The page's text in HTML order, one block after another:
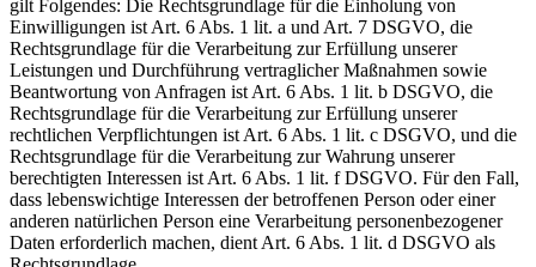
gilt Folgendes: Die Rechtsgrundlage für die Einholung von
Einwilligungen ist Art. 6 Abs. 1 lit. a und Art. 7 DSGVO, die
Rechtsgrundlage für die Verarbeitung zur Erfüllung unserer
Leistungen und Durchführung vertraglicher Maßnahmen sowie
Beantwortung von Anfragen ist Art. 6 Abs. 1 lit. b DSGVO, die
Rechtsgrundlage für die Verarbeitung zur Erfüllung unserer
rechtlichen Verpflichtungen ist Art. 6 Abs. 1 lit. c DSGVO, und die
Rechtsgrundlage für die Verarbeitung zur Wahrung unserer
berechtigten Interessen ist Art. 6 Abs. 1 lit. f DSGVO. Für den Fall,
dass lebenswichtige Interessen der betroffenen Person oder einer
anderen natürlichen Person eine Verarbeitung personenbezogener
Daten erforderlich machen, dient Art. 6 Abs. 1 lit. d DSGVO als